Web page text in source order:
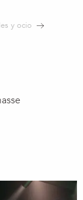
y ocio